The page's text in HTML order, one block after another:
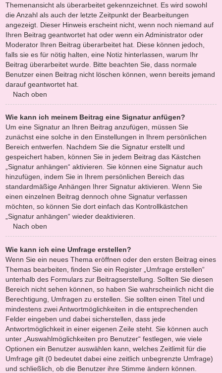
Themenansicht als überarbeitet gekennzeichnet. Es wird sowohl
die Anzahl als auch der letzte Zeitpunkt der Bearbeitungen
angezeigt. Dieser Hinweis erscheint nicht, wenn noch niemand auf
Ihren Beitrag geantwortet hat oder wenn ein Administrator oder
Moderator Ihren Beitrag überarbeitet hat. Diese können jedoch,
falls sie es für nötig halten, eine Notiz hinterlassen, warum Ihr
Beitrag überarbeitet wurde. Bitte beachten Sie, dass normale
Benutzer einen Beitrag nicht löschen können, wenn bereits jemand
darauf geantwortet hat.
Nach oben
Wie kann ich meinem Beitrag eine Signatur anfügen?
Um eine Signatur an Ihren Beitrag anzufügen, müssen Sie
zunächst eine solche in den Einstellungen in Ihrem persönlichen
Bereich entwerfen. Nachdem Sie die Signatur erstellt und
gespeichert haben, können Sie in jedem Beitrag das Kästchen
„Signatur anhängen“ aktivieren. Sie können eine Signatur auch
hinzufügen, indem Sie in Ihrem persönlichen Bereich das
standardmäßige Anhängen Ihrer Signatur aktivieren. Wenn Sie
einen einzelnen Beitrag dennoch ohne Signatur verfassen
möchten, so können Sie dort einfach das Kontrollkästchen
„Signatur anhängen“ wieder deaktivieren.
Nach oben
Wie kann ich eine Umfrage erstellen?
Wenn Sie ein neues Thema eröffnen oder den ersten Beitrag eines
Themas bearbeiten, finden Sie ein Register „Umfrage erstellen“
unterhalb des Formulars zur Beitragserstellung. Sollten Sie diesen
Bereich nicht sehen können, so haben Sie wahrscheinlich nicht die
Berechtigung, Umfragen zu erstellen. Sie sollten einen Titel und
mindestens zwei Antwortmöglichkeiten in die entsprechenden
Felder eingeben und dabei sicherstellen, dass jede
Antwortmöglichkeit in einer eigenen Zeile steht. Sie können auch
unter „Auswahlmöglichkeiten pro Benutzer“ festlegen, wie viele
Optionen ein Benutzer auswählen kann, welches Zeitlimit für die
Umfrage gilt (0 bedeutet dabei eine zeitlich unbegrenzte Umfrage)
und schließlich, ob die Benutzer ihre Stimme ändern können.